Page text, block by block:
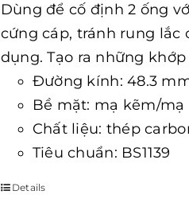
Dùng để cố định 2 ống
cứng cáp, tránh rung lắc
dụng. Tạo ra những
Đường kính: 48.3
Bề mặt: mạ kẽm/mạ
Chất liệu: thép
Tiêu chuẩn: BS1139
Details